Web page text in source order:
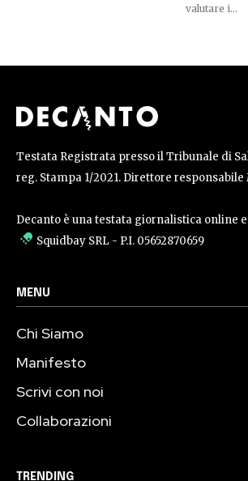
valutare i...
Testata Registrata presso il Tribunale di
reg. Stampa 1/2021. Direttore
Decanto è una testata giornalistica online
Squidbay SRL - P.I. 05652870659
MENU
Chi Siamo
Manifesto
Scrivi con noi
Collaborazioni
TRENDING